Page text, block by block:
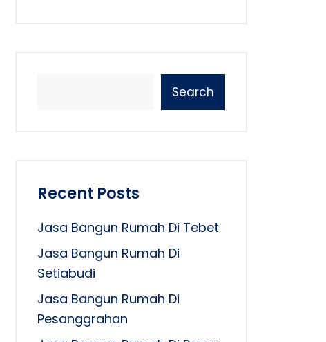
Search
Recent Posts
Jasa Bangun Rumah Di Tebet
Jasa Bangun Rumah Di
Setiabudi
Jasa Bangun Rumah Di
Pesanggrahan